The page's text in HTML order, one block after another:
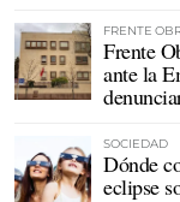
FRENTE
Frente
ante la
SOCIEDAD
Dónde
eclipse